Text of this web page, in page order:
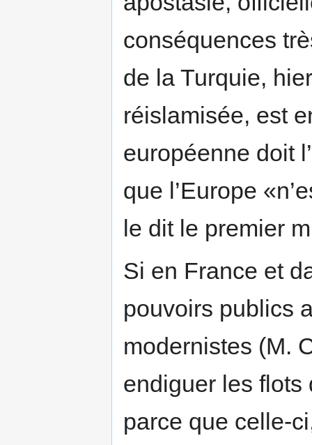
conséquences
de la Turquie,
réislamisée, est
européenne doit
que l’Europe
le dit le premier
Si en France et
pouvoirs publics
modernistes (M.
endiguer les flots
parce que celle-